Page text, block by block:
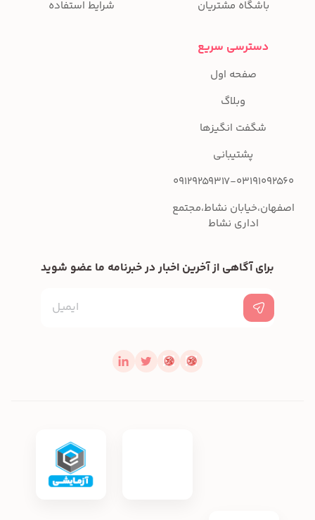
باشگاه مشتریان
شرایط استفاده
دسترسی سریع
صفحه اول
وبلاگ
شگفت انگیزها
پشتیبانی
09129259317-03191092560
اصفهان،خیابان نشاط،مجتمع
اداری نشاط
برای آگاهی از آخرین اخبار در خبرنامه ما عضو شوید